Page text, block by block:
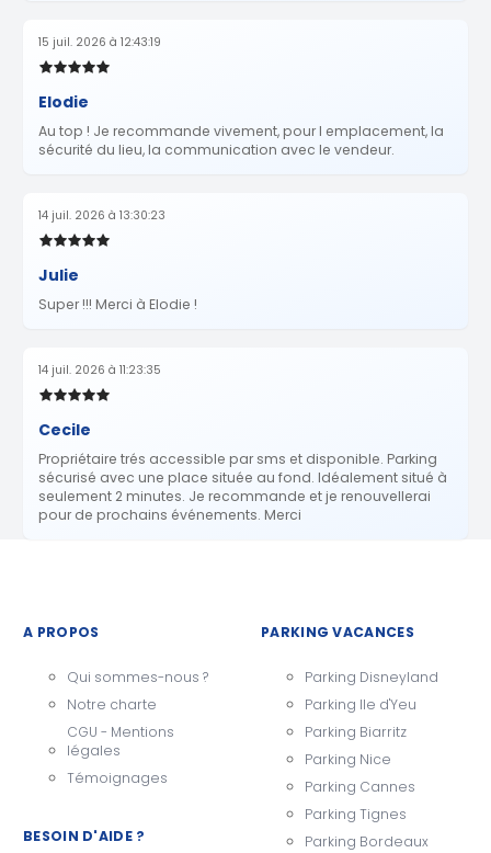
15 juil. 2026 à 12:43:19
Elodie
Au top ! Je recommande vivement, pour l emplacement, la
sécurité du lieu, la communication avec le vendeur.
14 juil. 2026 à 13:30:23
Julie
Super !!! Merci à Elodie !
14 juil. 2026 à 11:23:35
Cecile
Propriétaire trés accessible par sms et disponible. Parking
sécurisé avec une place située au fond. Idéalement situé à
seulement 2 minutes. Je recommande et je renouvellerai
pour de prochains événements. Merci
A PROPOS
Qui sommes-nous ?
Notre charte
CGU - Mentions
légales
Témoignages
BESOIN D'AIDE ?
PARKING VACANCES
Parking Disneyland
Parking Ile d'Yeu
Parking Biarritz
Parking Nice
Parking Cannes
Parking Tignes
Parking Bordeaux